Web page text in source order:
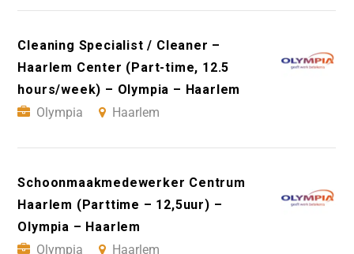
Cleaning Specialist / Cleaner –
Haarlem Center (Part-time, 12.5
hours/week) – Olympia – Haarlem
Olympia
Haarlem
Schoonmaakmedewerker Centrum
Haarlem (Parttime – 12,5uur) –
Olympia – Haarlem
Olympia
Haarlem